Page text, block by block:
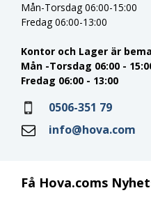
Få Hova.coms
Mån-Torsdag 06:00-15:00
Fredag 06:00-13:00
Kontor och Lager är
Mån -Torsdag 06:00 -
Fredag 06:00 - 13:00
0506-351 79
info@hova.com